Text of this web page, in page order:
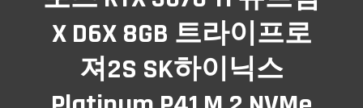
X D6X 8GB 트라이프로
져2S SK하이닉스